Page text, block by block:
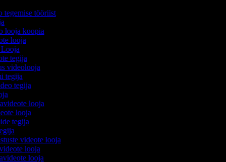
tegemise tööriist
looja koopia
looja
Looja
tegija
videolooja
tegija
tegija
looja
looja
tegija
videote looja
looja
looja